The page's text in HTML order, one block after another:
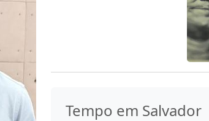
Tempo em Salvador